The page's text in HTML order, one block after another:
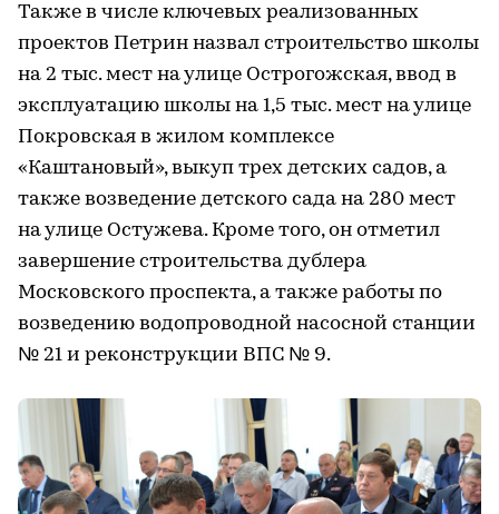
Также в числе ключевых реализованных
проектов Петрин назвал строительство школы
на 2 тыс. мест на улице Острогожская, ввод в
эксплуатацию школы на 1,5 тыс. мест на улице
Покровская в жилом комплексе
«Каштановый», выкуп трех детских садов, а
также возведение детского сада на 280 мест
на улице Остужева. Кроме того, он отметил
завершение строительства дублера
Московского проспекта, а также работы по
возведению водопроводной насосной станции
№ 21 и реконструкции ВПС № 9.